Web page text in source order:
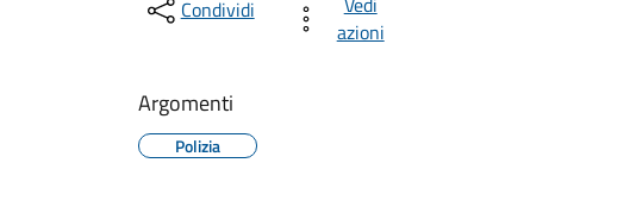
Condividi
azioni
Argomenti
Polizia